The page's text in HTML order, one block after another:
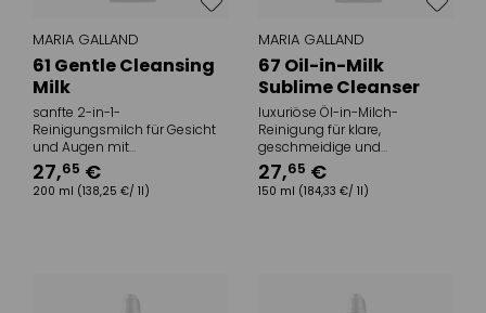
MARIA GALLAND
61 Gentle Cleansing
Milk
sanfte 2-in-1-
Reinigungsmilch für Gesicht
und Augen mit
geschmeidigem Hautgefühl
27,65 €
200 ml (138,25 €/ 1l)
MARIA GALLAND
67 Oil-in-Milk
Sublime Cleanser
luxuriöse Öl-in-Milch-
Reinigung für klare,
geschmeidige und
strahlende Haut
27,65 €
150 ml (184,33 €/ 1l)